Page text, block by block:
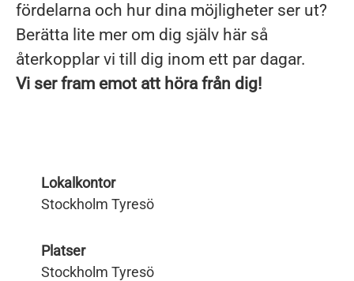
fördelarna och hur dina möjligheter ser ut?
Berätta lite mer om dig själv här så
återkopplar vi till dig inom ett par dagar.
Vi ser fram emot att höra från dig!
Lokalkontor
Stockholm Tyresö
Platser
Stockholm Tyresö